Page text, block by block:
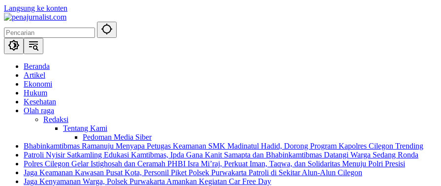
Langsung ke konten
Beranda
Artikel
Ekonomi
Hukum
Kesehatan
Olah raga
Redaksi
Tentang Kami
Pedoman Media Siber
Bhabinkamtibmas Ramanuju Menyapa Petugas Keamanan SMK Madinatul Hadid, Dorong Program Kapolres Cilegon Trending
Patroli Nyisir Satkamling Edukasi Kamtibmas, Ipda Gana Kanit Samapta dan Bhabinkamtibmas Datangi Warga Sedang Ronda
Polres Cilegon Gelar Istighosah dan Ceramah PHBI Isra Mi’raj, Perkuat Iman, Taqwa, dan Solidaritas Menuju Polri Presisi
Jaga Keamanan Kawasan Pusat Kota, Personil Piket Polsek Purwakarta Patroli di Sekitar Alun-Alun Cilegon
Jaga Kenyamanan Warga, Polsek Purwakarta Amankan Kegiatan Car Free Day